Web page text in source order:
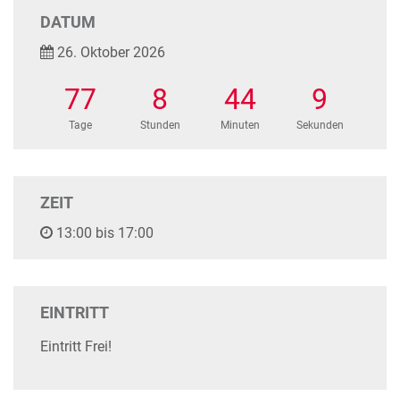
DATUM
26. Oktober 2026
77
Tage
8
Stunden
44
Minuten
8
Sekunden
ZEIT
13:00 bis 17:00
EINTRITT
Eintritt Frei!